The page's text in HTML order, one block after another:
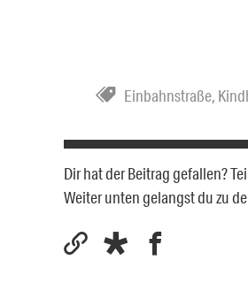
Einbahnstraße,
Dir hat der Beitrag gefallen?
Weiter unten gelangst du zu